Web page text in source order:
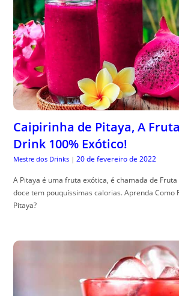
Caipirinha de Pitaya, A
Drink 100% Exótico!
Mestre dos Drinks | 20 de fevereiro de 2022
A Pitaya é uma fruta exótica, é chamada de
doce tem pouquíssimas calorias. Aprenda Como
Pitaya?